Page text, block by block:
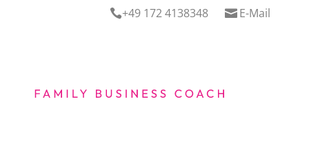
+49 172 4138348  E-Mail